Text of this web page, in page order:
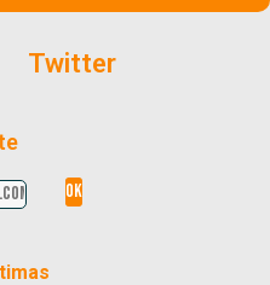
Twitter